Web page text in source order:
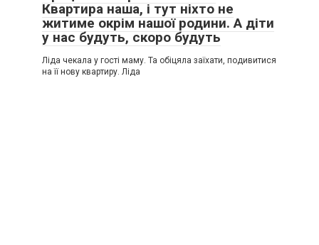
Квартира наша, і тут ніхто не
житиме окрім нашої родини. А діти
у нас будуть, скоро будуть
Ліда чекала у гості маму. Та обіцяла заїхати, подивитися
на її нову квартиру. Ліда